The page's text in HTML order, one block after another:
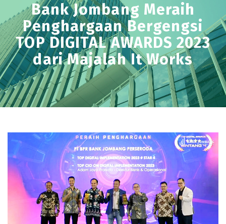
Bank Jombang Meraih
Penghargaan Bergengsi
TOP DIGITAL AWARDS 2023
dari Majalah It Works